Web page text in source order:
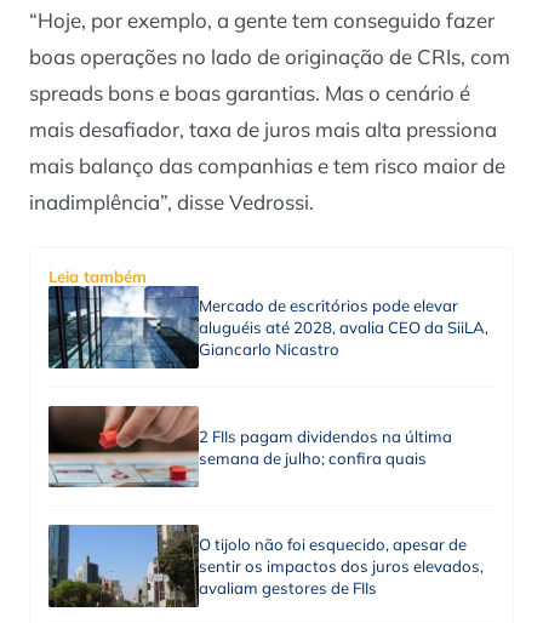
“Hoje, por exemplo, a gente tem conseguido fazer
boas operações no lado de originação de CRIs, com
spreads bons e boas garantias. Mas o cenário é
mais desafiador, taxa de juros mais alta pressiona
mais balanço das companhias e tem risco maior de
inadimplência”, disse Vedrossi.
Leia também
Mercado de escritórios pode elevar
aluguéis até 2028, avalia CEO da SiiLA,
Giancarlo Nicastro
2 FIIs pagam dividendos na última
semana de julho; confira quais
O tijolo não foi esquecido, apesar de
sentir os impactos dos juros elevados,
avaliam gestores de FIIs